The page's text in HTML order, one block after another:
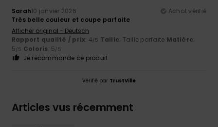
Sarah10 janvier 2026
Achat vérifié
Très belle couleur et coupe parfaite
Afficher original - Deutsch
Rapport qualité / prix: 4/5 Taille: Taille parfaite Matière:
5/5 Coloris: 5/5
Je recommande ce produit
Vérifié par TrustVille
Articles vus récemment